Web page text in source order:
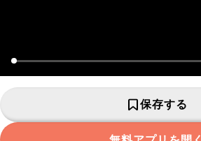
保存する